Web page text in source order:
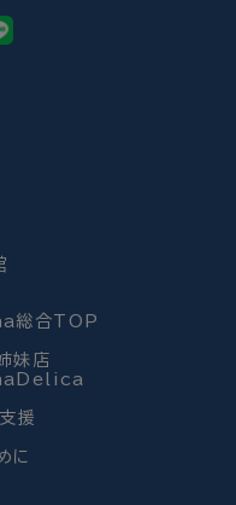
総合TOP
妹店
援
に